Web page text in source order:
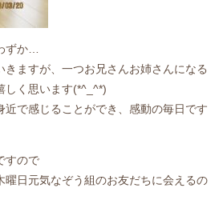
ずか…
きますが、一つお兄さんお姉さんになる
しく思います(*^_^*)
近で感じることができ、感動の毎日です
すので
曜日元気なぞう組のお友だちに会えるの